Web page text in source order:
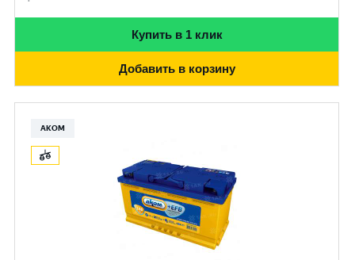
Купить в 1 клик
Добавить в корзину
АКОМ